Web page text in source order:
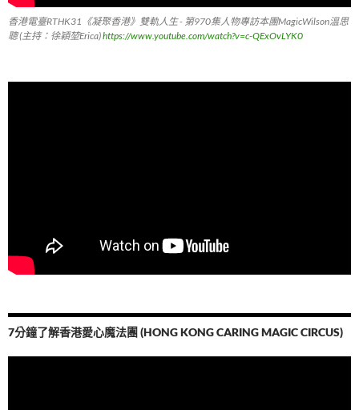
香港電臺RTHK31《凝聚香港》雙軌人生 - 第970集人物專訪本團MagicWilson溫思
聰 (主持：徐穎堃Erica)https://www.youtube.com/watch?v=c-QExOvLYK0
7分鐘了解香港愛心魔法團 (HONG KONG CARING MAGIC CIRCUS)